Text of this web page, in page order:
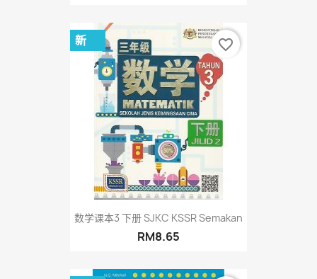
数学课本3 下册 SJKC KSSR Semakan
RM8.65
新 favorite_border